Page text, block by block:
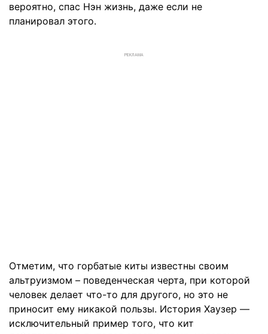
вероятно, спас Нэн жизнь, даже если не
планировал этого.
РЕКЛАМА
Отметим, что горбатые киты известны своим
альтруизмом – поведенческая черта, при которой
человек делает что-то для другого, но это не
приносит ему никакой пользы. История Хаузер —
исключительный пример того, что кит